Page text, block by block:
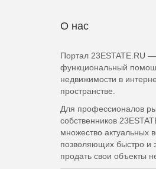
О нас
Портал 23ESTATE.RU
функциональный
недвижимости в
пространстве.
Для профессионалов
собственников
множество актуальных
позволяющих быстро и
продать свои объекты